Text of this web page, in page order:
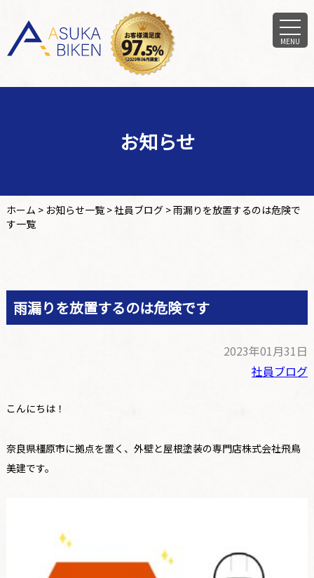
MENU
お知らせ
ホーム > お知らせ一覧>社員ブログ>雨漏りを放置するのは危険で
す一覧
雨漏りを放置するのは危険です
2023年01月31日
社員ブログ
こんにちは！
奈良県橿原市に拠点を置く、外壁と屋根塗装の専門店株式会社飛鳥
美建です。